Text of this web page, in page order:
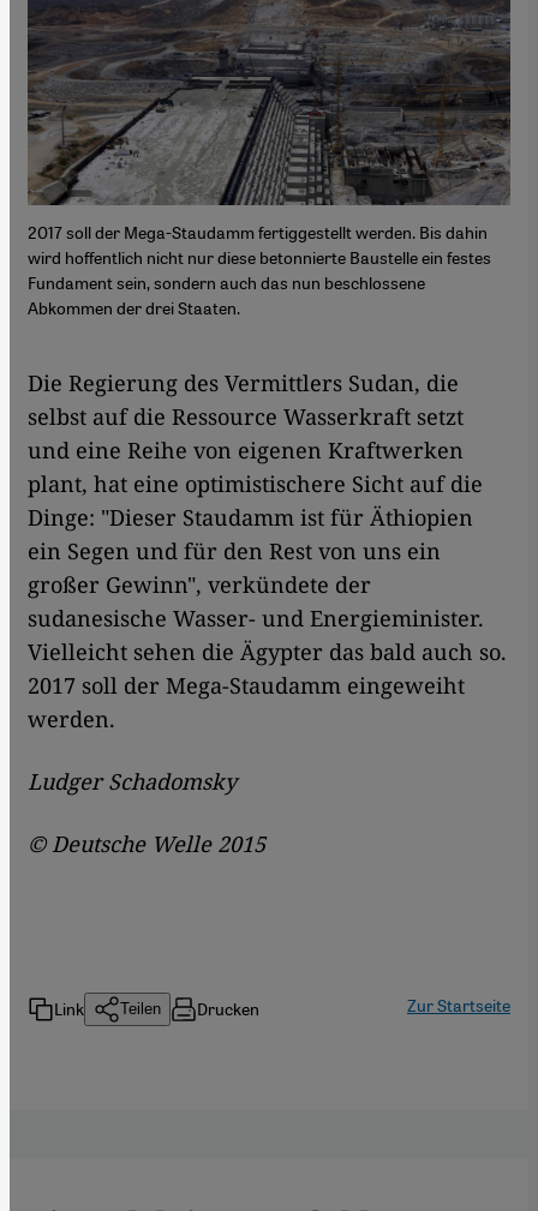
2017 soll der Mega-Staudamm fertiggestellt werden. Bis dahin
wird hoffentlich nicht nur diese betonnierte Baustelle ein festes
Fundament sein, sondern auch das nun beschlossene
Abkommen der drei Staaten.
Die Regierung des Vermittlers Sudan, die
selbst auf die Ressource Wasserkraft setzt
und eine Reihe von eigenen Kraftwerken
plant, hat eine optimistischere Sicht auf die
Dinge: "Dieser Staudamm ist für Äthiopien
ein Segen und für den Rest von uns ein
großer Gewinn", verkündete der
sudanesische Wasser- und Energieminister.
Vielleicht sehen die Ägypter das bald auch so.
2017 soll der Mega-Staudamm eingeweiht
werden.
Ludger Schadomsky
© Deutsche Welle 2015
Link Teilen Drucken Zur Startseite